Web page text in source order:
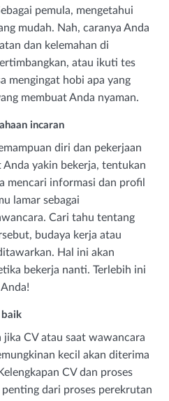
pemula, mengetahui
mudah. Nah, caranya Anda
dan kelemahan di
atau ikuti tes
mengingat hobi apa yang
membuat Anda nyaman.
incaran
diri dan pekerjaan
Anda yakin bekerja, tentukan
mencari informasi dan profil
lamar sebagai
Cari tahu tentang
budaya kerja atau
Hal ini akan
bekerja nanti. Terlebih ini
baik
CV atau saat wawancara
kecil akan diterima
CV dan proses
dari proses perekrutan